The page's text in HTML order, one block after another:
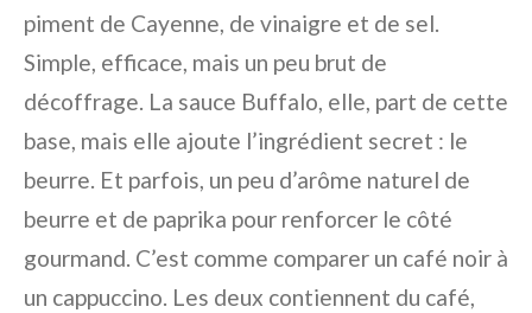
piment de Cayenne, de vinaigre et de sel.
Simple, efficace, mais un peu brut de
décoffrage. La sauce Buffalo, elle, part de cette
base, mais elle ajoute l’ingrédient secret : le
beurre. Et parfois, un peu d’arôme naturel de
beurre et de paprika pour renforcer le côté
gourmand. C’est comme comparer un café noir à
un cappuccino. Les deux contiennent du café,